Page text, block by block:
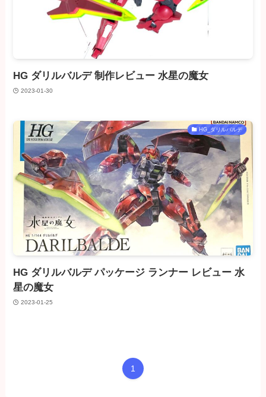
HG ダリルバルデ 制作レビュー 水星の魔女
2023-01-30
HG_ダリルバルデ
HG ダリルバルデ パッケージ ランナー レビュー 水
星の魔女
2023-01-25
1